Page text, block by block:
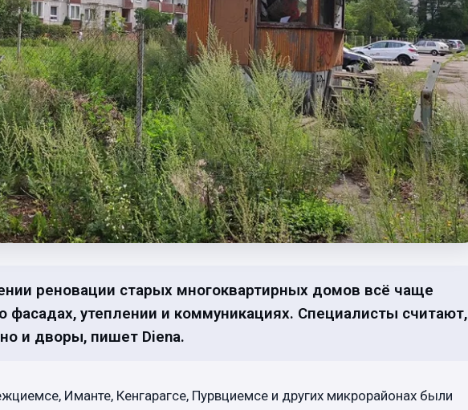
реновации старых многоквартирных домов всё чаще
фасадах, утеплении и коммуникациях. Специалисты считают,
и дворы, пишет Diena.
Иманте, Кенгарагсе, Пурвциемсе и других микрорайонах были